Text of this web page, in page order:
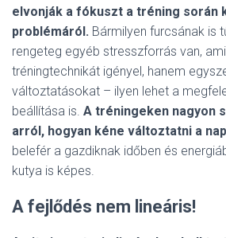
elvonják a fókuszt a tréning során
problémáról. Bármilyen furcsának is
rengeteg egyéb stresszforrás van,
tréningtechnikát igényel, hanem
változtatásokat – ilyen lehet a
beállítása is. A tréningeken nagyon
arról, hogyan kéne változtatni a
belefér a gazdiknak időben és
kutya is képes.
A fejlődés nem lineáris!